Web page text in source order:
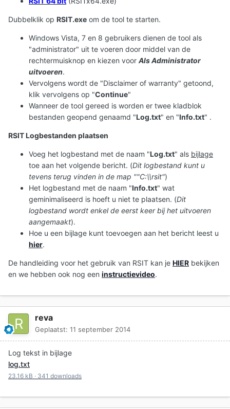
Dubbelklik op RSIT.exe om de tool te starten.
Windows Vista, 7 en 8 gebruikers dienen de tool als
"administrator" uit te voeren door middel van de
rechtermuisknop en kiezen voor Als Administrator
uitvoeren.
Vervolgens wordt de "Disclaimer of warranty" getoond,
klik vervolgens op "Continue"
Wanneer de tool gereed is worden er twee kladblok
bestanden geopend genaamd "Log.txt" en "Info.txt" .
RSIT Logbestanden plaatsen
Voeg het logbestand met de naam "Log.txt" als bijlage
toe aan het volgende bericht. (Dit logbestand kunt u
tevens terug vinden in de map ""C:\\rsit")
Het logbestand met de naam "Info.txt" wat
geminimaliseerd is hoeft u niet te plaatsen. (Dit
logbestand wordt enkel de eerst keer bij het uitvoeren
aangemaakt).
Hoe u een bijlage kunt toevoegen aan het bericht leest u
hier.
De handleiding voor het gebruik van RSIT kan je HIER bekijken
en we hebben ook nog een instructievideo.
reva
Geplaatst: 11 september 2014
Log tekst in bijlage
log.txt
23.16 kB · 341 downloads